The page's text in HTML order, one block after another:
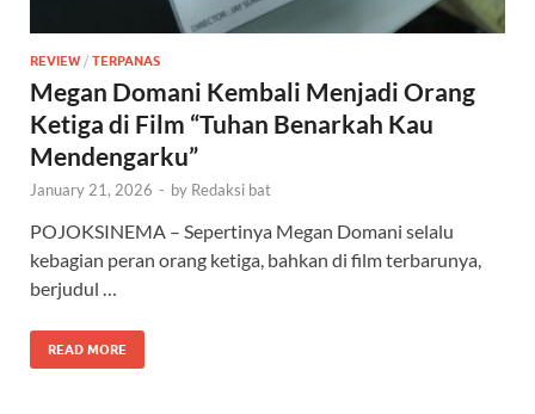
REVIEW / TERPANAS
Megan Domani Kembali Menjadi Orang
Ketiga di Film “Tuhan Benarkah Kau
Mendengarku”
January 21, 2026 - by Redaksi bat
POJOKSINEMA – Sepertinya Megan Domani selalu
kebagian peran orang ketiga, bahkan di film terbarunya,
berjudul …
READ MORE